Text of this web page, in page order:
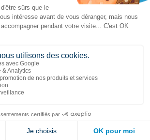
Envoyer
» vous nous autorisez à vous envoyer quelques fois par
personnels